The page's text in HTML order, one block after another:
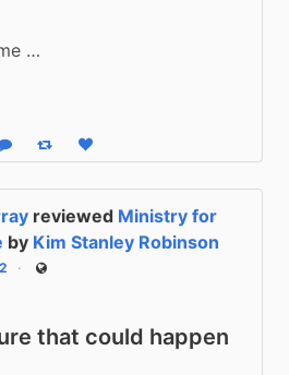
…
Reply Boost statusLike status
reviewed Ministry for
by Kim Stanley Robinson
Public
that could happen